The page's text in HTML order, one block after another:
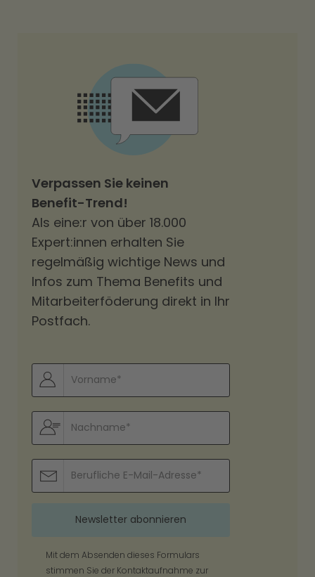
Verpassen Sie keinen
Benefit-Trend!
Als eine:r von über 18.000
Expert:innen erhalten Sie
regelmäßig wichtige News und
Infos zum Thema Benefits und
Mitarbeiterföderung direkt in Ihr
Postfach.
Mit dem Absenden dieses Formulars
stimmen Sie der Kontaktaufnahme zur